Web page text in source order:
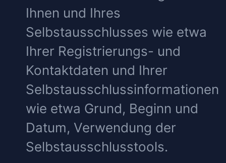
Ihnen und Ihres
Selbstausschlusses wie etwa
Ihrer Registrierungs- und
Kontaktdaten und Ihrer
Selbstausschlussinformationen
wie etwa Grund, Beginn und
Datum, Verwendung der
Selbstausschlusstools.